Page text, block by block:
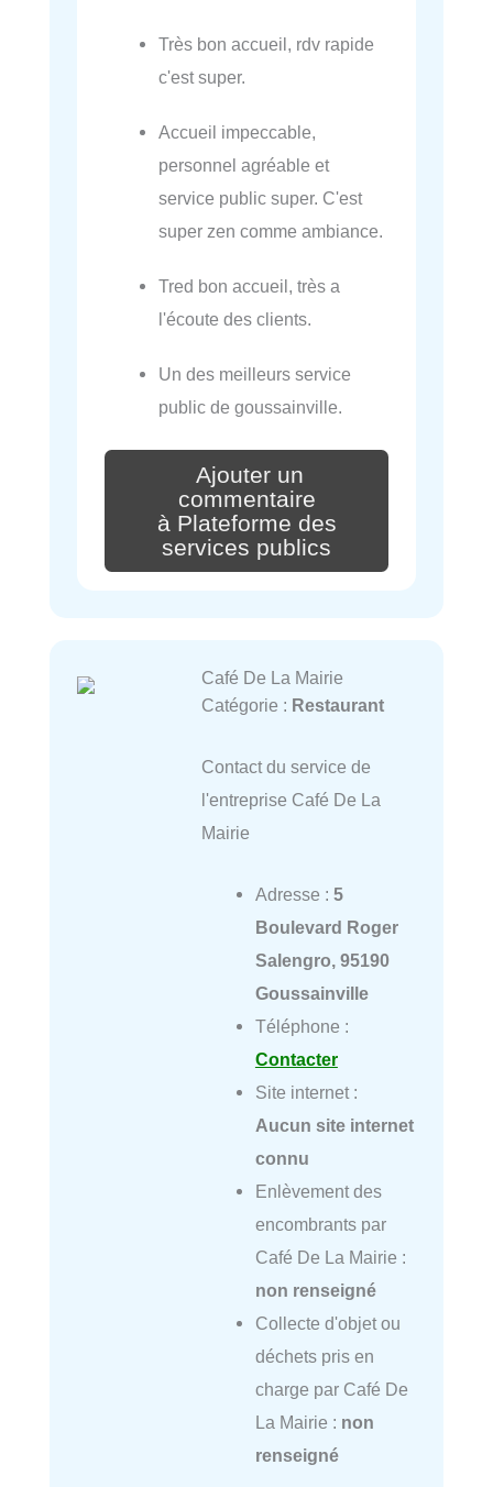
Très bon accueil, rdv rapide
c'est super.
Accueil impeccable,
personnel agréable et
service public super. C'est
super zen comme ambiance.
Tred bon accueil, très a
l'écoute des clients.
Un des meilleurs service
public de goussainville.
Ajouter un
commentaire
à Plateforme des
services publics
Café De La Mairie
Catégorie : Restaurant
Contact du service de
l'entreprise Café De La
Mairie
Adresse : 5
Boulevard Roger
Salengro, 95190
Goussainville
Téléphone :
Contacter
Site internet :
Aucun site internet
connu
Enlèvement des
encombrants par
Café De La Mairie :
non renseigné
Collecte d'objet ou
déchets pris en
charge par Café De
La Mairie : non
renseigné